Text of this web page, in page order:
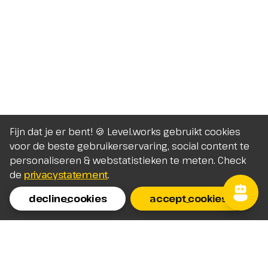
Fijn dat je er bent! 🍪 Level.works gebruikt cookies
voor de beste gebruikerservaring, social content te
personaliseren & webstatistieken te meten. Check
de privacystatement.
decline_cookies
accept_cookies